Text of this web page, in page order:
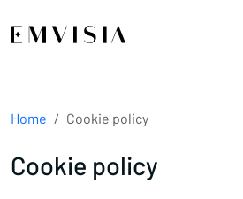
Home Cookie policy
Cookie policy